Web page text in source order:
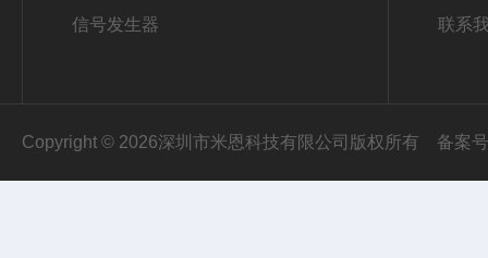
信号发生器 联系
Copyright © 2026深圳市米恩科技有限公司版权所有 备案